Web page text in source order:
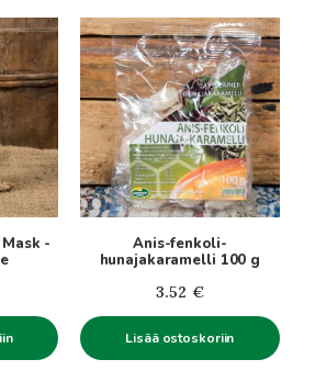
-
Anis-fenkoli-
hunajakaramelli 100 g
3.52 €
Lisää ostoskoriin